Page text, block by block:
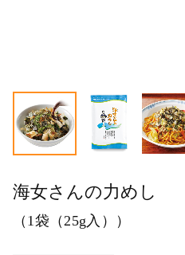
海女さんの力めし
（1袋（25g入））